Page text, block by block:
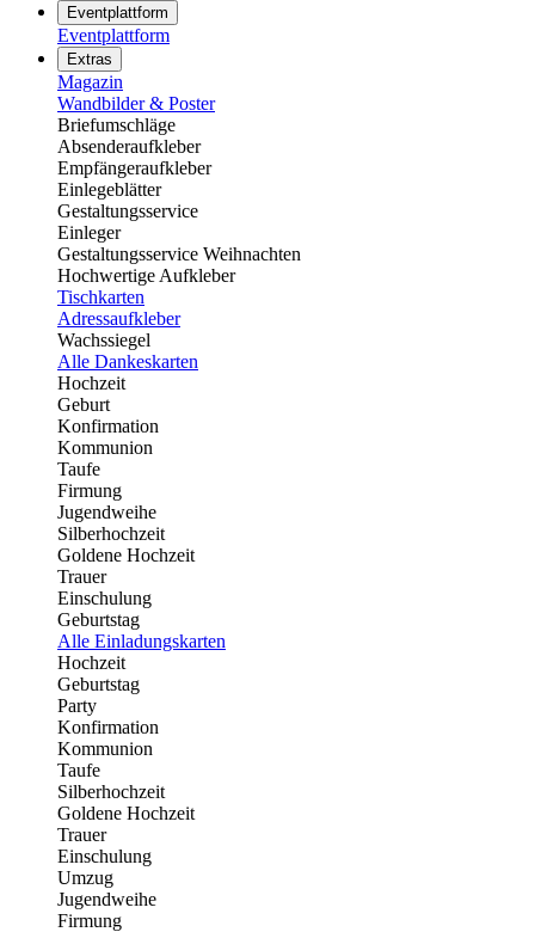
Eventplattform
Eventplattform
Extras
Magazin
Wandbilder & Poster
Briefumschläge
Absenderaufkleber
Empfängeraufkleber
Einlegeblätter
Gestaltungsservice
Einleger
Gestaltungsservice Weihnachten
Hochwertige Aufkleber
Tischkarten
Adressaufkleber
Wachssiegel
Alle Dankeskarten
Hochzeit
Geburt
Konfirmation
Kommunion
Taufe
Firmung
Jugendweihe
Silberhochzeit
Goldene Hochzeit
Trauer
Einschulung
Geburtstag
Alle Einladungskarten
Hochzeit
Geburtstag
Party
Konfirmation
Kommunion
Taufe
Silberhochzeit
Goldene Hochzeit
Trauer
Einschulung
Umzug
Jugendweihe
Firmung